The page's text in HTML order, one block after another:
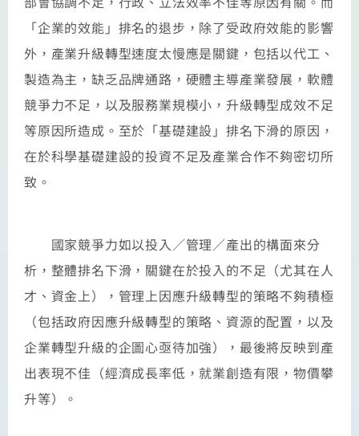
「企業的效能」排名的退步，除了受政府效能的影響
外，產業升級轉型速度太慢應是關鍵，包括以代工、
製造為主，缺乏品牌通路，硬體主導產業發展，軟體
競爭力不足，以及服務業規模小，升級轉型成效不足
等原因所造成。至於「基礎建設」排名下滑的原因，
在於科學基礎建設的投資不足及產業合作不夠密切所
致。
國家競爭力如以投入／管理／產出的構面來分
析，整體排名下滑，關鍵在於投入的不足（尤其在人
才、資金上），管理上因應升級轉型的策略不夠積極
（包括政府因應升級轉型的策略、資源的配置，以及
企業轉型升級的企圖心亟待加強），最後將反映到產
出表現不佳（經濟成長率低，就業創造有限，物價攀
升等）。